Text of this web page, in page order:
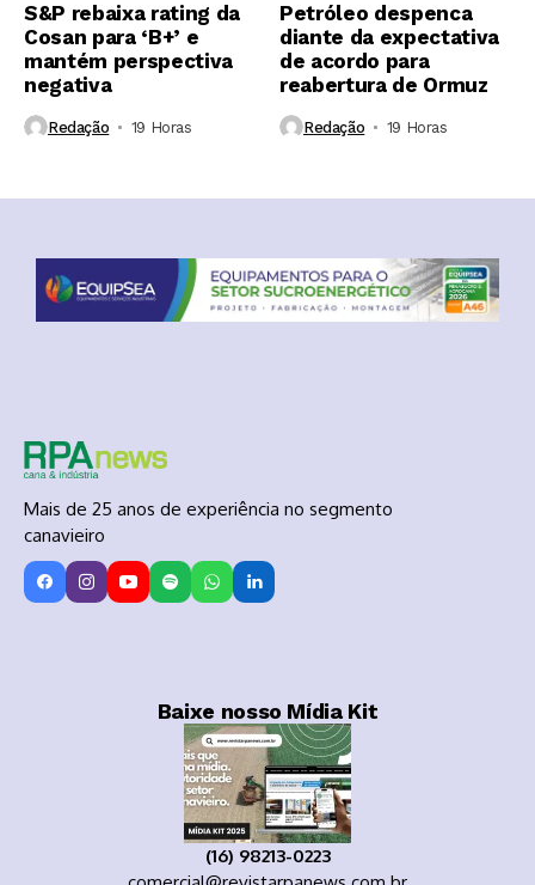
S&P rebaixa rating da
Cosan para ‘B+’ e
mantém perspectiva
negativa
Redação 19 Horas ⁮
Petróleo despenca
diante da expectativa
de acordo para
reabertura de Ormuz
Redação 19 Horas ⁮
Mais de 25 anos de experiência no segmento
canavieiro
Baixe nosso Mídia Kit
(16) 98213-0223